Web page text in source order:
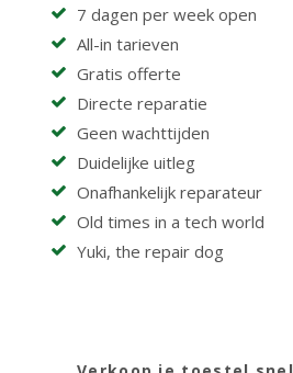
7 dagen per week open
All-in tarieven
Gratis offerte
Directe reparatie
Geen wachttijden
Duidelijke uitleg
Onafhankelijk reparateur
Old times in a tech world
Yuki, the repair dog